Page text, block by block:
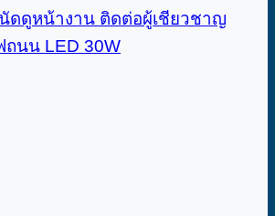
นัดดูหน้างาน ติดต่อผู้เชียวชาญ
ถนน LED 30W